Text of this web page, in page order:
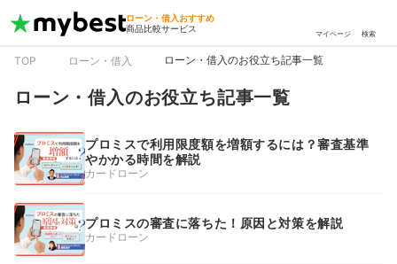
ローン・借入おすすめ
商品比較サービス
マイページ 検索
TOP ローン・借入 ローン・借入のお役立ち記事一覧
ローン・借入のお役立ち記事一覧
プロミスで利用限度額を増額するには？審査基準
やかかる時間を解説
カードローン
プロミスの審査に落ちた！原因と対策を解説
カードローン